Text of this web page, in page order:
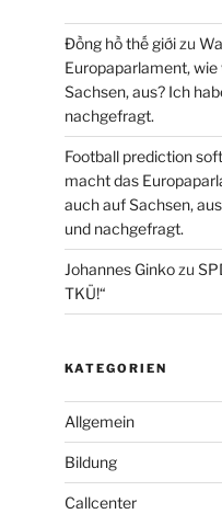
Đồng hồ thế giớizu
Europaparlament,
Sachsen, aus? Ich
nachgefragt.
Football prediction
macht das
auch auf Sachsen,
und nachgefragt.
Johannes Ginkozu
TKÜ!“
KATEGORIEN
Allgemein
Bildung
Callcenter